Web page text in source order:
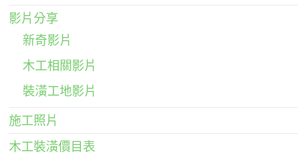
影片分享
新奇影片
木工相關影片
裝潢工地影片
施工照片
木工裝潢價目表